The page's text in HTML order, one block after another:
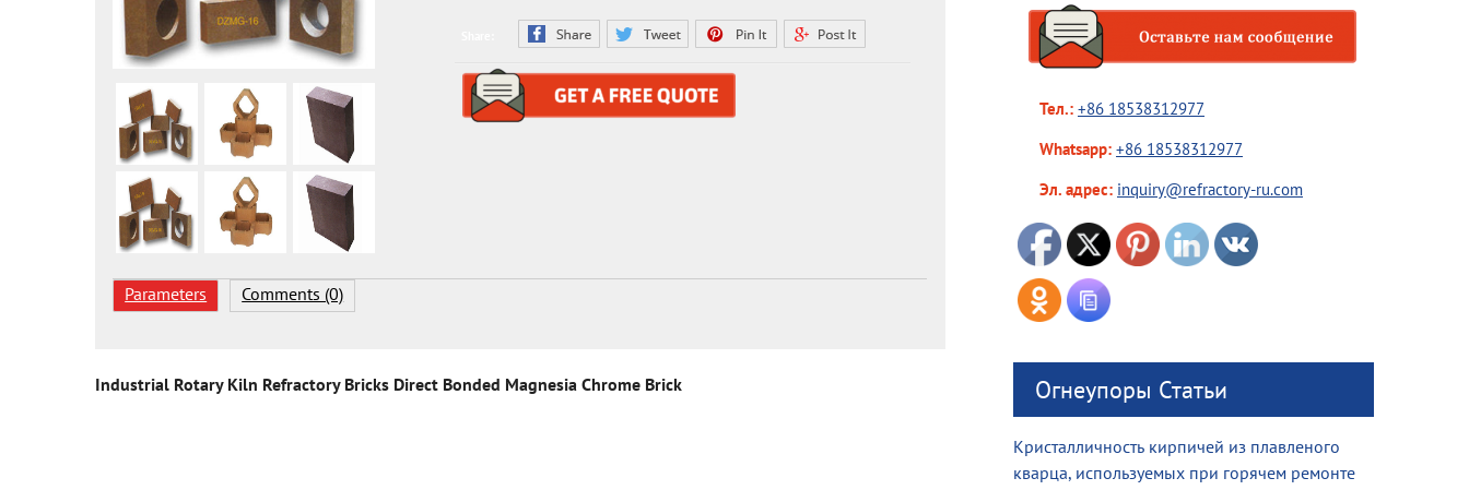
Parameters Comments (0)
Industrial Rotary Kiln Refractory Bricks Direct Bonded Magnesia Chrome Brick
Тел.: +86 18538312977
Whatsapp: +86 18538312977
Эл. адрес: inquiry@refractory-ru.com
Огнеупоры Статьи
Кристалличность кирпичей из плавленого
кварца, используемых при горячем ремонте